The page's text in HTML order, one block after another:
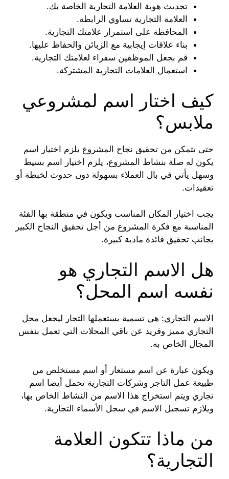
تحديث هوية العلامة التجارية الخاصة بك.
العلامة التجارية تساوي الرابطة.
المحافظة على استمرار علامتك التجارية.
بناء علاقات إيجابية مع الزبائن والحفاظ عليها.
قم بجعل الموظفين سفراء لعلامتك التجارية.
استعمال العلامات التجارية المشتركة.
كيف اختار اسم لمشروعي
ملابس؟
حتى تتمكن من تحقيق نجاح المشروع يلزم اختيار اسم
يكون له صلة بنشاط المشروع، يلزم اختيار اسم بسيط
وسهل يأتي في بال العملاء بسهولة دون حدوث لخبطة أو
تعقيدات.
يجب اختيار المكان المناسب ويكون في منطقة بها الفئة
المناسبة مع فكرة المشروع من أجل تحقيق النجاح الكبير
بجانب تحقيق فائدة مادية كبيرة.
هل الاسم التجاري هو
نفسه اسم المحل؟
الاسم التجاري: هي تسمية يستعملها التجار ليجعل محل
التجاري مميز وفريد عن باقي المحلات التي تعمل بنفس
المجال الخاص به.
ويكون عبارة عن اسم مستعار أو اسم مستخلص من
طبيعة عمل التاجر وشركات التجارية تحمل أيضا اسم
تجاري ويتم استخراج هذا الاسم من النشاط الخاص بها،
ويلازم تسجيل الاسم في سجل الأسماء التجارية.
من ماذا تتكون العلامة
التجارية؟